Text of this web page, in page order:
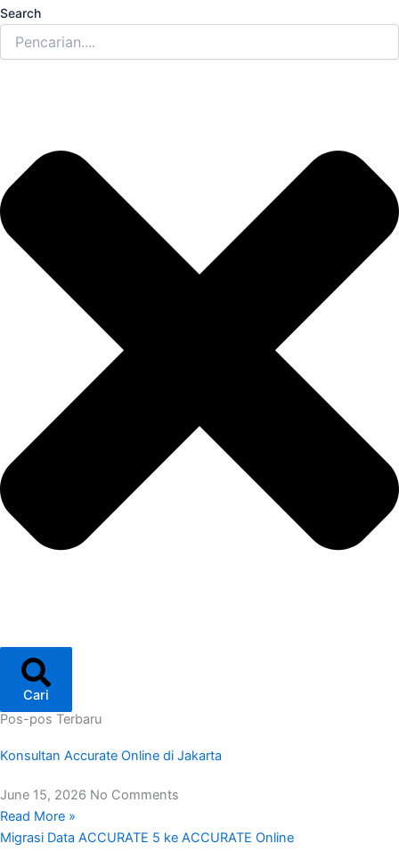
Search
Cari
Pos-pos Terbaru
Konsultan Accurate Online di Jakarta
June 15, 2026 No Comments
Read More »
Migrasi Data ACCURATE 5 ke ACCURATE Online